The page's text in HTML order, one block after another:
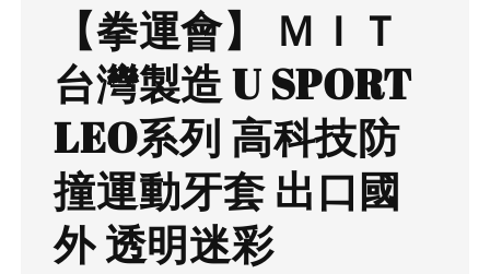
【拳運會】 ＭＩＴ
台灣製造 U SPORT
LEO系列 高科技防
撞運動牙套 出口國
外 透明迷彩